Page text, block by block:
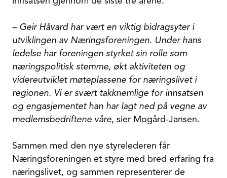
– Geir Håvard har vært en viktig bidragsyter i
utviklingen av Næringsforeningen. Under hans
ledelse har foreningen styrket sin rolle som
næringspolitisk stemme, økt aktiviteten og
videreutviklet møteplassene for næringslivet i
regionen. Vi er svært takknemlige for innsatsen
og engasjementet han har lagt ned på vegne av
medlemsbedriftene våre, sier Mogård-Jansen.
Sammen med den nye styrelederen får
Næringsforeningen et styre med bred erfaring fra
næringslivet, og sammen representerer de